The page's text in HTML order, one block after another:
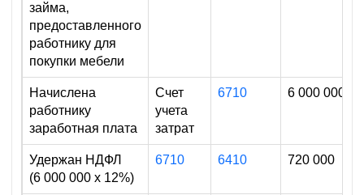
займа,
предоставленного
работнику для
покупки мебели
Начислена
работнику
заработная плата
Счет
учета
затрат
6710 6 000 000
Удержан НДФЛ
(6 000 000 х 12%)
6710 6410 720 000